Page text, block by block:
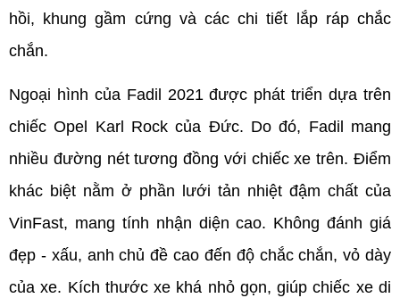
hồi, khung gầm cứng và các chi tiết lắp ráp chắc
chắn.
Ngoại hình của Fadil 2021 được phát triển dựa trên
chiếc Opel Karl Rock của Đức. Do đó, Fadil mang
nhiều đường nét tương đồng với chiếc xe trên. Điểm
khác biệt nằm ở phần lưới tản nhiệt đậm chất của
VinFast, mang tính nhận diện cao. Không đánh giá
đẹp - xấu, anh chủ đề cao đến độ chắc chắn, vỏ dày
của xe. Kích thước xe khá nhỏ gọn, giúp chiếc xe di